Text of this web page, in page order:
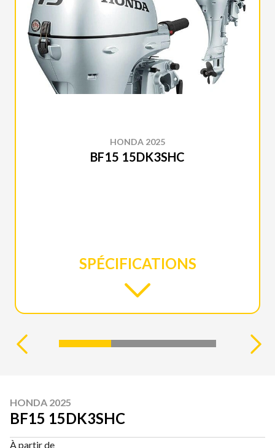
HONDA 2025
BF15 15DK3SHC
SPÉCIFICATIONS
HONDA 2025
BF15 15DK3SHC
À partir de